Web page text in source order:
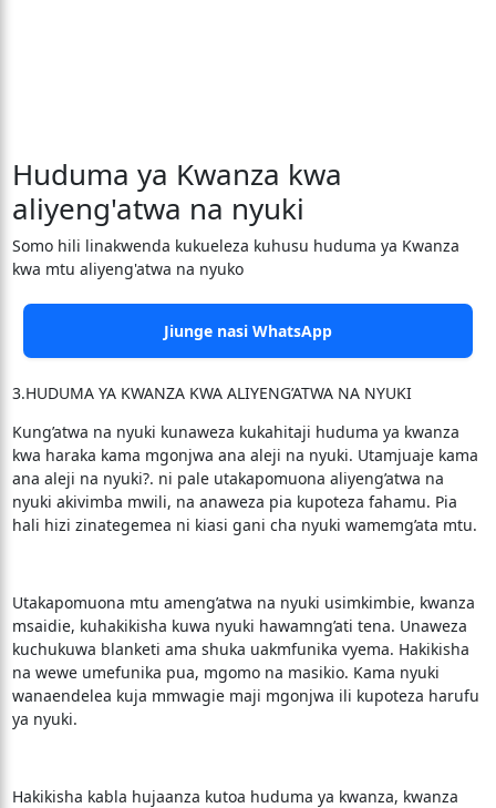
Huduma ya Kwanza kwa
aliyeng'atwa na nyuki
Somo hili linakwenda kukueleza kuhusu huduma ya Kwanza
kwa mtu aliyeng'atwa na nyuko
Jiunge nasi WhatsApp
3.HUDUMA YA KWANZA KWA ALIYENG’ATWA NA NYUKI
Kung’atwa na nyuki kunaweza kukahitaji huduma ya kwanza
kwa haraka kama mgonjwa ana aleji na nyuki. Utamjuaje kama
ana aleji na nyuki?. ni pale utakapomuona aliyeng’atwa na
nyuki akivimba mwili, na anaweza pia kupoteza fahamu. Pia
hali hizi zinategemea ni kiasi gani cha nyuki wamemg’ata mtu.
Utakapomuona mtu ameng’atwa na nyuki usimkimbie, kwanza
msaidie, kuhakikisha kuwa nyuki hawamng’ati tena. Unaweza
kuchukuwa blanketi ama shuka uakmfunika vyema. Hakikisha
na wewe umefunika pua, mgomo na masikio. Kama nyuki
wanaendelea kuja mmwagie maji mgonjwa ili kupoteza harufu
ya nyuki.
Hakikisha kabla hujaanza kutoa huduma ya kwanza, kwanza